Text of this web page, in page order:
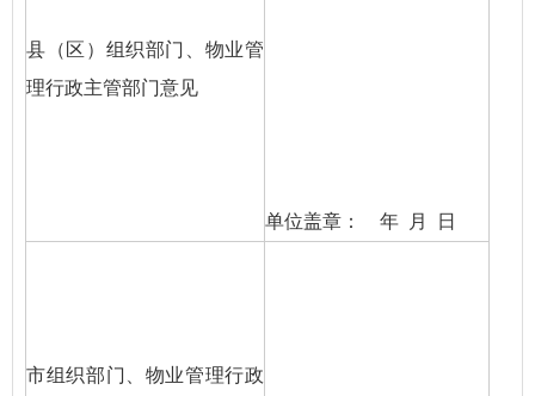
县（区）组织部门、物业管
理行政主管部门意见
单位盖章： 年 月 日
市组织部门、物业管理行政